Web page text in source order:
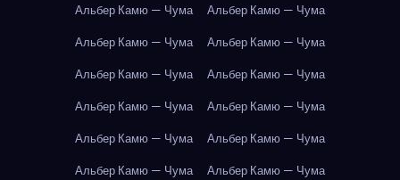
Альбер Камю — Чума
Альбер Камю — Чума
Альбер Камю — Чума
Альбер Камю — Чума
Альбер Камю — Чума
Альбер Камю — Чума
Альбер Камю — Чума
Альбер Камю — Чума
Альбер Камю — Чума
Альбер Камю — Чума
Альбер Камю — Чума
Альбер Камю — Чума